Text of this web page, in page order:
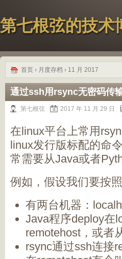
第七根弦的技术
首页 › 月度存档 › 11 月 2017
通过ssh用rsync无密码传
第七根弦 2017 年 11 月 29 日
在linux平台上常用
linux发行版标配的命
常需要从Java或者
例如，假设我们要按
有两台机器：
Java程序deploy在
remotehost，或者
rsync通过ssh连接